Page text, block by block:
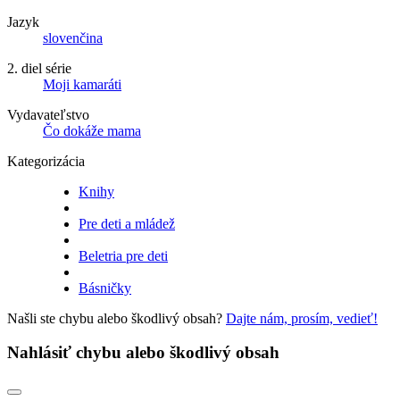
Jazyk
slovenčina
2. diel série
Moji kamaráti
Vydavateľstvo
Čo dokáže mama
Kategorizácia
Knihy
Pre deti a mládež
Beletria pre deti
Básničky
Našli ste chybu alebo škodlivý obsah? Dajte nám, prosím, vedieť!
Nahlásiť chybu alebo škodlivý obsah